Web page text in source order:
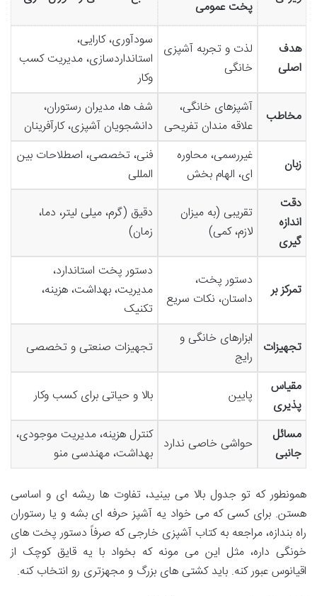
پخت عمومی
هدف
اصلی
لذت و تجربه آشپزی
خانگی
سودآوری، کارایی،
استانداردسازی، مدیریت کسب
وکار
مخاطب
آشپزهای خانگی،
علاقه مندان تفریحی
شف ها، مدیران رستوران،
دانشجویان آشپزی، کارآفرینان
زبان
غیررسمی، محاوره
ای، الهام بخش
فنی، تخصصی، اصطلاحات بین
المللی
دقت
اندازه
گیری
تقریبی (به میزان
لازم، کمی)
دقیق (گرم، میلی لیتر، دما،
زمان)
تمرکز بر
دستور پخت،
داستان، نکات سریع
دستور پخت استاندارد،
مدیریت، بهداشت، هزینه،
تکنیک
تجهیزات
ابزارهای خانگی و
رایج
تجهیزات صنعتی و تخصصی
مقیاس
پذیری
پایین بالا و حیاتی برای کسب وکار
مسائل
جانبی
حواشی خاصی ندارد
کنترل هزینه، مدیریت موجودی،
بهداشت، مهندسی منو
همونطور که تو جدول بالا می بینید، تفاوت ها ریشه ای و اساسی
هستن. برای کسی که می خواد یه آشپز حرفه ای بشه و یا رستوران
راه بندازه، مراجعه به کتاب آشپزی خارجی که صرفاً دستور پخت های
خونگی داره، مثل این می مونه که بخواد با یه قایق کوچک از
اقیانوس عبور کنه. باید کشتی های بزرگ و مجهزتری رو انتخاب کنه.